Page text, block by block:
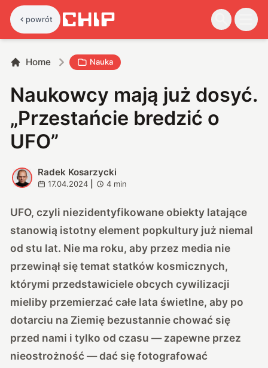
powrót
Home Nauka
Naukowcy mają już dosyć.
„Przestańcie bredzić o
UFO”
R
Radek Kosarzycki
17.04.2024 4 min
UFO, czyli niezidentyfikowane obiekty latające
stanowią istotny element popkultury już niemal
od stu lat. Nie ma roku, aby przez media nie
przewinął się temat statków kosmicznych,
którymi przedstawiciele obcych cywilizacji
mieliby przemierzać całe lata świetlne, aby po
dotarciu na Ziemię bezustannie chować się
przed nami i tylko od czasu — zapewne przez
nieostrożność — dać się fotografować